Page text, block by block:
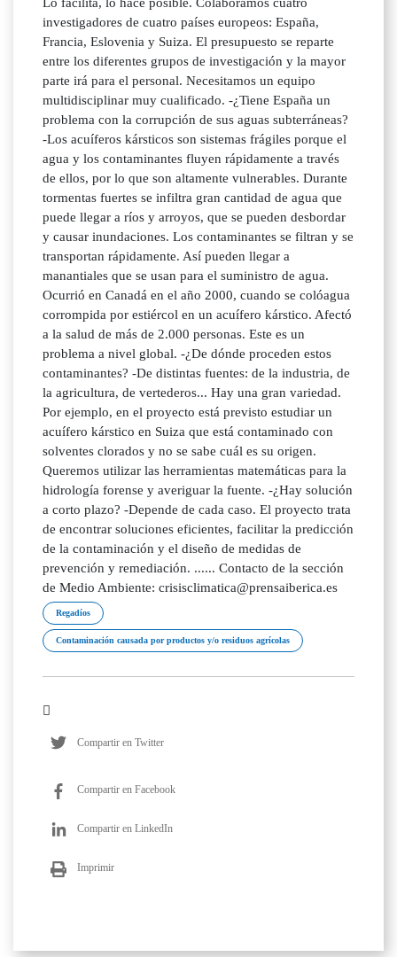
Regadíos
Contaminación causada por productos y/o residuos agrícolas
Compartir en Twitter
Compartir en Facebook
Compartir en LinkedIn
Imprimir